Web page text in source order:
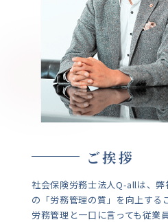
ご挨拶
社会保険労務士法人Q-allは、
の「労務管理の質」を向上する
労務管理と一口に言っても従業